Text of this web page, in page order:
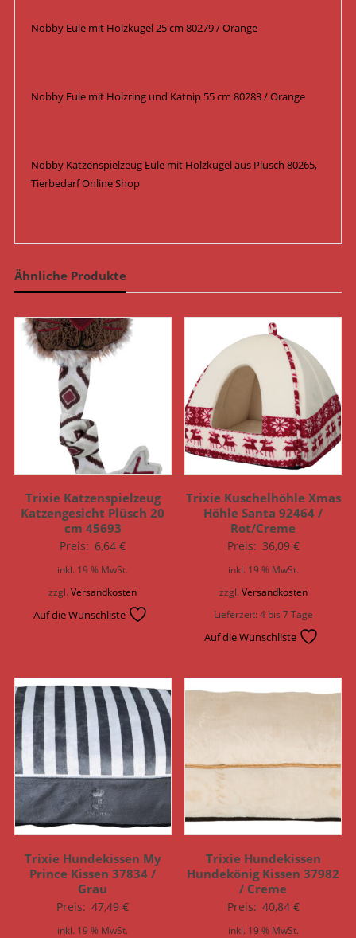
Nobby Eule mit Holzkugel 25 cm 80279 / Orange
Nobby Eule mit Holzring und Katnip 55 cm 80283 / Orange
Nobby Katzenspielzeug Eule mit Holzkugel aus Plüsch 80265,
Tierbedarf Online Shop
Ähnliche Produkte
Trixie Katzenspielzeug
Katzengesicht Plüsch 20
cm 45693
Preis: 6,64€
inkl. 19 % MwSt.
zzgl.Versandkosten
Auf die Wunschliste
Trixie Kuschelhöhle Xmas
Höhle Santa 92464 /
Rot/Creme
Preis: 36,09 €
inkl. 19 % MwSt.
zzgl. Versandkosten
Lieferzeit:4 bis 7 Tage
Auf die Wunschliste
Trixie Hundekissen My
Prince Kissen 37834 /
Grau
Preis: 47,49€
inkl. 19 % MwSt.
Trixie Hundekissen
Hundekönig Kissen 37982
/ Creme
Preis: 40,84 €
inkl. 19 % MwSt.